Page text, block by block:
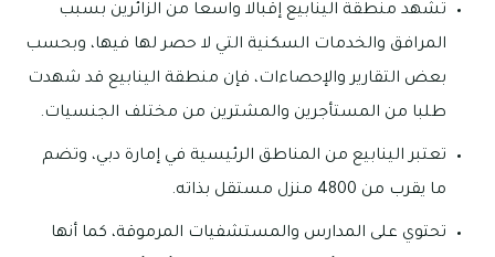
تشهد منطقة الينابيع إقبالا واسعا من الزائرين بسبب
المرافق والخدمات السكنية التي لا حصر لها فيها، وبحسب
بعض التقارير والإحصاءات، فإن منطقة الينابيع قد شهدت
طلبا من المستأجرين والمشترين من مختلف الجنسيات.
تعتبر الينابيع من المناطق الرئيسية في إمارة دبي، وتضم
ما يقرب من 4800 منزل مستقل بذاته.
تحتوي على المدارس والمستشفيات المرموقة، كما أنها